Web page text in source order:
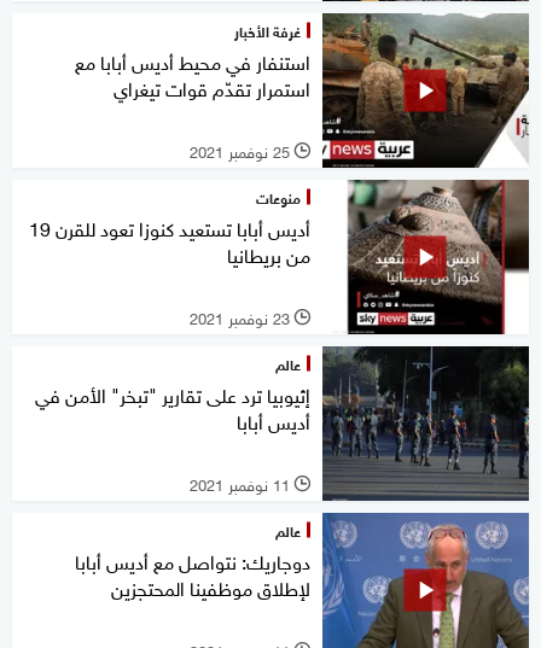
غرفة الأخبار
استنفار في محيط أديس أبابا مع
استمرار تقدّم قوات تيغراي
l 25 نوفمبر 2021
منوعات
أديس أبابا تستعيد كنوزا تعود للقرن 19
من بريطانيا
l 23 نوفمبر 2021
عالم
إثيوبيا ترد على تقارير "تبخر" الأمن في
أديس أبابا
l 11 نوفمبر 2021
عالم
دوجاريك: نتواصل مع أديس أبابا
لإطلاق موظفينا المحتجزين